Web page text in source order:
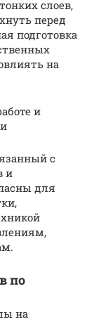
слоев,
перед
подготовка
на
и
с
и
для
по
на